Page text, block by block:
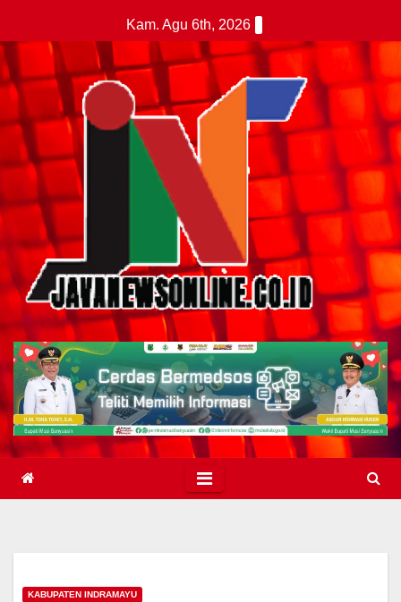
to
content
Kam. Agu 6th, 2026
KABUPATEN INDRAMAYU